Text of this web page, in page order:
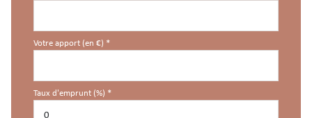
Votre apport (en €) *
Taux d'emprunt (%) *